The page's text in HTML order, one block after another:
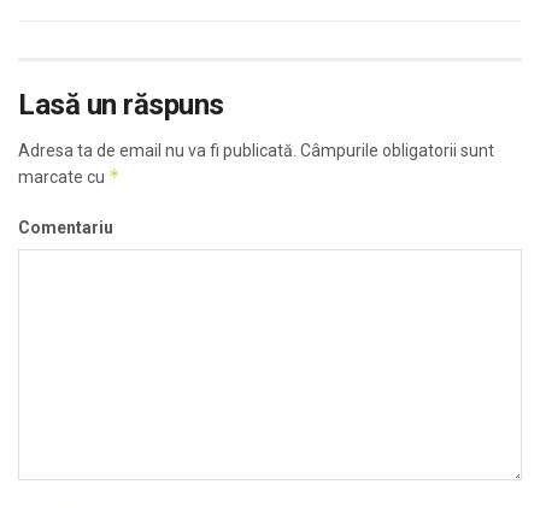
Lasă un răspuns
Adresa ta de email nu va fi publicată. Câmpurile obligatorii sunt
marcate cu *
Comentariu